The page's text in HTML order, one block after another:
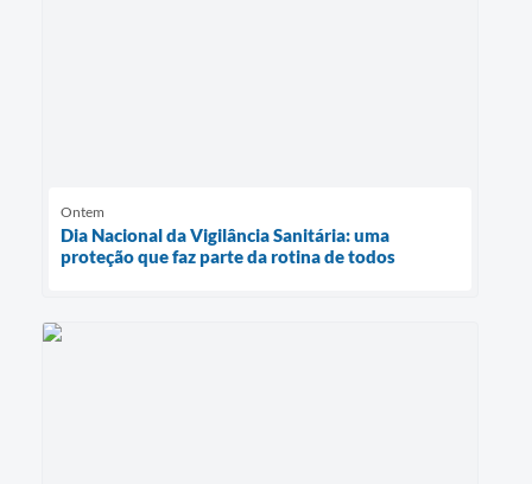
Ontem
Dia Nacional da Vigilância Sanitária: uma
proteção que faz parte da rotina de todos